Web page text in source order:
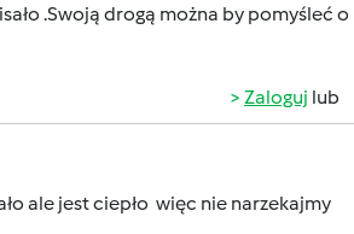
.Swoją drogą można by pomyśleć
Zaloguj lub
ale jest ciepło więc nie narzekajmy